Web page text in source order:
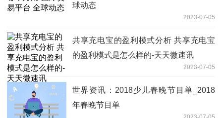
球动态
2023-07-05
共享充电宝的盈利模式分析 共享充电宝
的盈利模式是怎么样的-天天微速讯
2023-07-05
世界资讯：2018少儿春晚节目单_2018
年春晚节目单